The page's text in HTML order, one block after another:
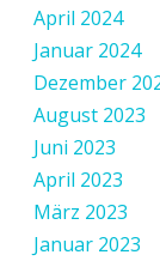
April 2024
Januar 2024
Dezember
August 2023
Juni 2023
April 2023
März 2023
Januar 2023